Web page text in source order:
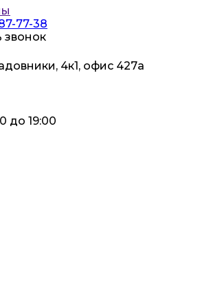
77-38
звонок
4к1, офис 427а
до 19:00